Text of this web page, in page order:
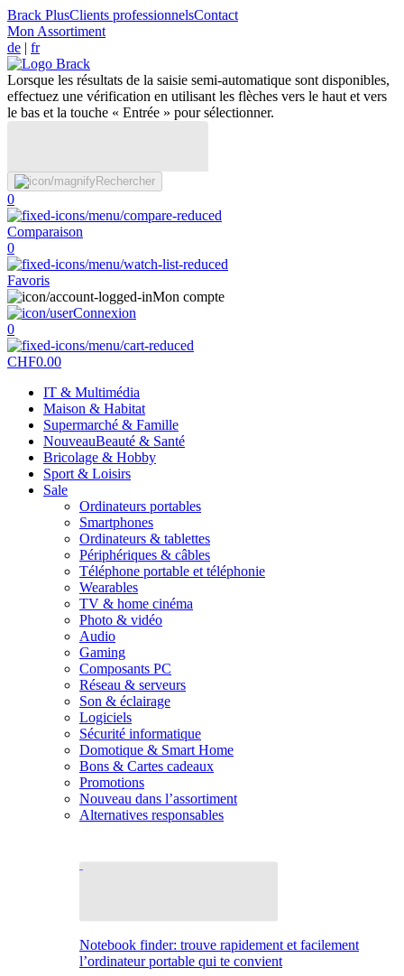
Brack PlusClients professionnelsContact
Mon Assortiment
de | fr
Lorsque les résultats de la saisie semi-automatique sont disponibles,
effectuez une vérification en utilisant les flèches vers le haut et vers
le bas et la touche « Entrée » pour sélectionner.
Rechercher
0
Comparaison
0
Favoris
Mon compte
Connexion
0
CHF0.00
IT & Multimédia
Maison & Habitat
Supermarché & Famille
NouveauBeauté & Santé
Bricolage & Hobby
Sport & Loisirs
Sale
Ordinateurs portables
Smartphones
Ordinateurs & tablettes
Périphériques & câbles
Téléphone portable et téléphonie
Wearables
TV & home cinéma
Photo & vidéo
Audio
Gaming
Composants PC
Réseau & serveurs
Son & éclairage
Logiciels
Sécurité informatique
Domotique & Smart Home
Bons & Cartes cadeaux
Promotions
Nouveau dans l’assortiment
Alternatives responsables
Notebook finder: trouve rapidement et facilement
l’ordinateur portable qui te convient